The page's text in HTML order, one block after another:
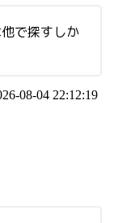
で探すしか
08-04 22:12:19